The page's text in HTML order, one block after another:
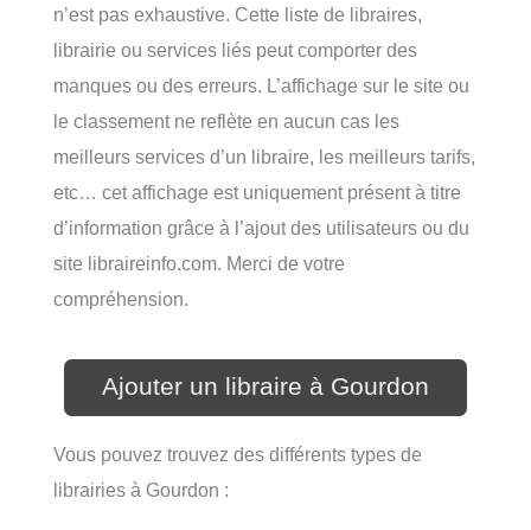
n’est pas exhaustive. Cette liste de libraires,
librairie ou services liés peut comporter des
manques ou des erreurs. L’affichage sur le site ou
le classement ne reflète en aucun cas les
meilleurs services d’un libraire, les meilleurs tarifs,
etc… cet affichage est uniquement présent à titre
d’information grâce à l’ajout des utilisateurs ou du
site libraireinfo.com. Merci de votre
compréhension.
Ajouter un libraire à Gourdon
Vous pouvez trouvez des différents types de
librairies à Gourdon :